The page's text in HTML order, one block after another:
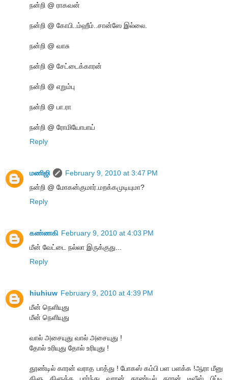
நன்றி @ ராகவன்
நன்றி @ கோபி..ம்ஹீம்..சான்ஸே இல்லை.
நன்றி @ வாசு
நன்றி @ சேட்டைக்காரன்
நன்றி @ எறும்பு
நன்றி @ பா.ரா
நன்றி @ ரோமியோபாய்
Reply
மணிஜி
February 9, 2010 at 3:47 PM
நன்றி @ மோகன்குமார்.மறக்கமுடியுமா?
Reply
கண்ணகி February 9, 2010 at 4:03 PM
மீன் வேட்டை நல்லா இருக்குது...
Reply
hiuhiuw February 9, 2010 at 4:39 PM
மீன் நெளியுது
மீன் நெளியுது
வால் அசையுது வால் அசையுது !
தோல் உரியுது தோல் உரியுது !
தூண்டில் காரன் வராத பாத்து ! போகஸ் கம்பி பள பளக்க !ஆரா மீனு
கிளு கிளுக்க பார்ந்து வரான் தூண்டில் காரன் டீவீஸ் பிப்டி